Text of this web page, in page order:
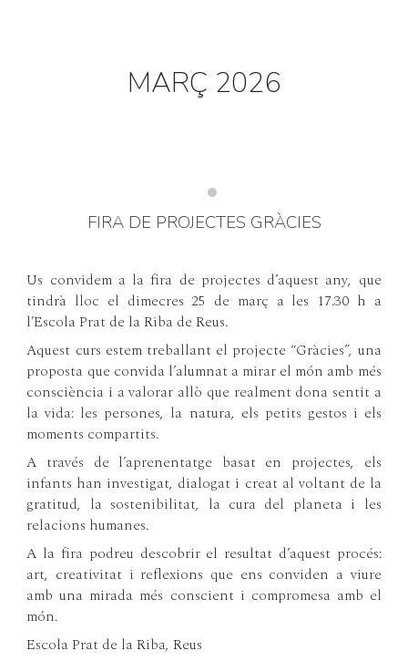
MARÇ 2026
FIRA DE PROJECTES GRÀCIES
Us convidem a la fira de projectes d’aquest any, que
tindrà lloc el dimecres 25 de març a les 17.30 h a
l’Escola Prat de la Riba de Reus.
Aquest curs estem treballant el projecte “Gràcies”, una
proposta que convida l’alumnat a mirar el món amb més
consciència i a valorar allò que realment dona sentit a
la vida: les persones, la natura, els petits gestos i els
moments compartits.
A través de l’aprenentatge basat en projectes, els
infants han investigat, dialogat i creat al voltant de la
gratitud, la sostenibilitat, la cura del planeta i les
relacions humanes.
A la fira podreu descobrir el resultat d’aquest procés:
art, creativitat i reflexions que ens conviden a viure
amb una mirada més conscient i compromesa amb el
món.
Escola Prat de la Riba, Reus